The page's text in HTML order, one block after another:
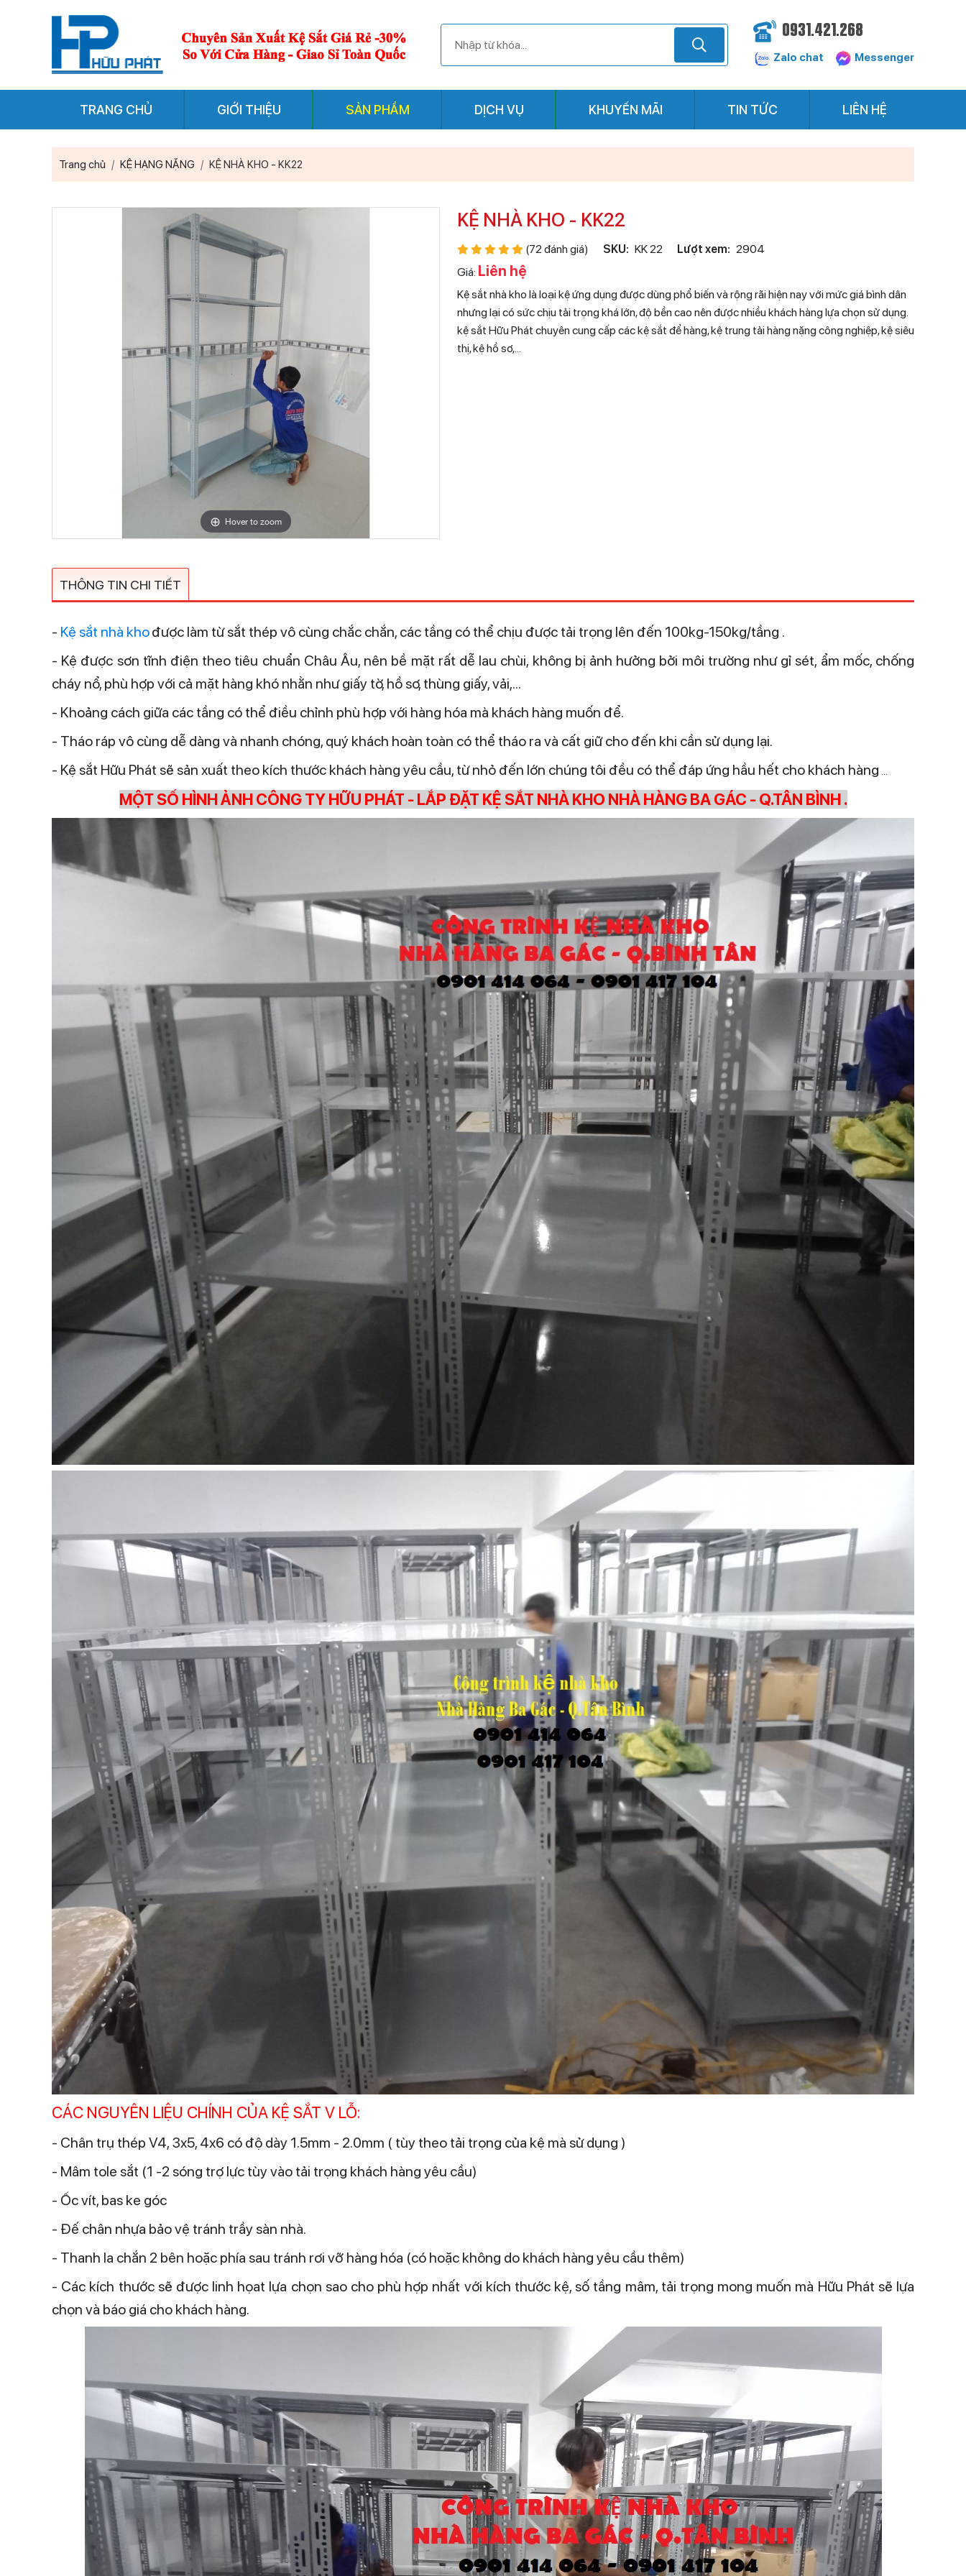
0931.421.268
Zalo chat Messenger
TRANG CHỦ GIỚI THIỆU SẢN PHẨM DỊCH VỤ KHUYẾN MÃI TIN TỨC LIÊN HỆ
Trang chủ KỆ HẠNG NẶNG KỆ NHÀ KHO - KK22
Hover to zoom
KỆ NHÀ KHO - KK22
(72 đánh giá) SKU: KK 22 Lượt xem: 2904
Giá: Liên hệ
Kệ sắt nhà kho là loại kệ ứng dụng được dùng phổ biến và rộng rãi hiện nay với mức giá bình dân
nhưng lại có sức chịu tải trọng khá lớn, độ bền cao nên được nhiều khách hàng lựa chọn sử dụng.
kệ sắt Hữu Phát chuyên cung cấp các kệ sắt để hàng, kệ trung tải hàng nặng công nghiệp, kệ siêu
thị, kệ hồ sơ,...
THÔNG TIN CHI TIẾT
- Kệ sắt nhà khođược làm từ sắt thép vô cùng chắc chắn, các tầng có thể chịu được tải trọng lên đến 100kg-150kg/tầng .
- Kệ được sơn tĩnh điện theo tiêu chuẩn Châu Âu, nên bề mặt rất dễ lau chùi, không bị ảnh hưởng bởi môi trường như gỉ sét, ẩm mốc, chống
cháy nổ, phù hợp với cả mặt hàng khó nhằn như giấy tờ, hồ sơ, thùng giấy, vải,...
- Khoảng cách giữa các tầng có thể điều chỉnh phù hợp với hàng hóa mà khách hàng muốn để.
- Tháo ráp vô cùng dễ dàng và nhanh chóng, quý khách hoàn toàn có thể tháo ra và cất giữ cho đến khi cần sử dụng lại.
- Kệ sắt Hữu Phát sẽ sản xuất theo kích thước khách hàng yêu cầu, từ nhỏ đến lớn chúng tôi đều có thể đáp ứng hầu hết cho khách hàng ...
MỘT SỐ HÌNH ẢNH CÔNG TY HỮU PHÁT - LẮP ĐẶT KỆ SẮT NHÀ KHO NHÀ HÀNG BA GÁC - Q.TÂN BÌNH .
CÁC NGUYÊN LIỆU CHÍNH CỦA KỆ SẮT V LỖ:
- Chân trụ thép V4, 3x5, 4x6 có độ dày 1.5mm - 2.0mm ( tùy theo tải trọng của kệ mà sử dụng )
- Mâm tole sắt (1 -2 sóng trợ lực tùy vào tải trọng khách hàng yêu cầu)
- Ốc vít, bas ke góc
- Đế chân nhựa bảo vệ tránh trầy sàn nhà.
- Thanh la chắn 2 bên hoặc phía sau tránh rơi vỡ hàng hóa (có hoặc không do khách hàng yêu cầu thêm)
- Các kích thước sẽ được linh họat lựa chọn sao cho phù hợp nhất với kích thước kệ, số tầng mâm, tải trọng mong muốn mà Hữu Phát sẽ lựa
chọn và báo giá cho khách hàng.